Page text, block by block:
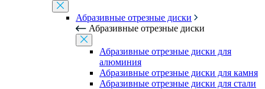
Абразивные отрезные диски
Абразивные отрезные диски
Абразивные отрезные диски для
алюминия
Абразивные отрезные диски для камня
Абразивные отрезные диски для стали